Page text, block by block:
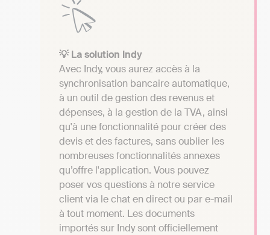
💡 La solution Indy
Avec Indy, vous aurez accès à la
synchronisation bancaire automatique,
à un outil de gestion des revenus et
dépenses, à la gestion de la TVA, ainsi
qu'à une fonctionnalité pour créer des
devis et des factures, sans oublier les
nombreuses fonctionnalités annexes
qu’offre l'application. Vous pouvez
poser vos questions à notre service
client via le chat en direct ou par e-mail
à tout moment. Les documents
importés sur Indy sont officiellement